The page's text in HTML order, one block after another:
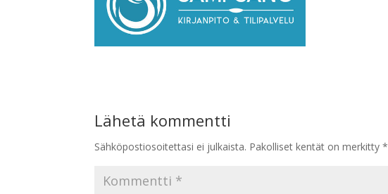
Lähetä kommentti
Sähköpostiosoitettasi ei julkaista. Pakolliset kentät on merkitty*